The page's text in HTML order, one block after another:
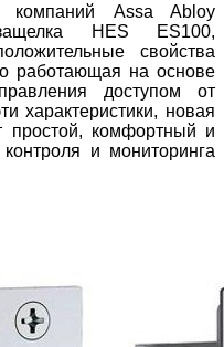
компаний Assa Abloy
HES ES100,
свойства
работающая на основе
доступом от
характеристики, новая
простой, комфортный и
и мониторинга